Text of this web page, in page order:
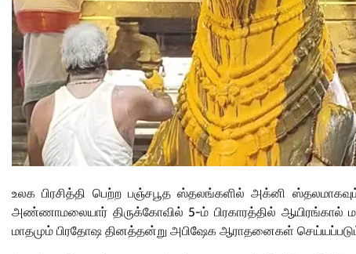
உலக பிரசித்தி பெற்ற பஞ்சபூத ஸ்தலங்களில் அக்னி
அண்ணாமலையார் திருக்கோவில் 5-ம் பிரகாரத்தில்
மாதமும் பிரதோஷ தினத்தன்று அபிஷேக ஆராதனைகள்